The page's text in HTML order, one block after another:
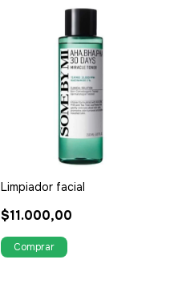
Limpiador facial
$11.000,00